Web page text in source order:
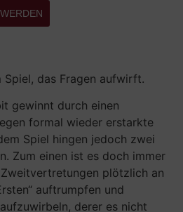
Spiel, das Fragen aufwirft.
gewinnt durch einen
formal wieder erstarkte
Spiel hingen jedoch zwei
Zum einen ist es doch immer
plötzlich an
auftrumpfen und
derer es nicht